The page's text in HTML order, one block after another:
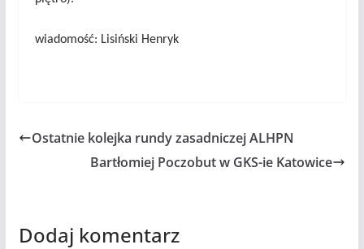
wiadomość: Lisiński Henryk
Ostatnie kolejka rundy zasadniczej ALHPN
Bartłomiej Poczobut w GKS-ie Katowice
Dodaj komentarz